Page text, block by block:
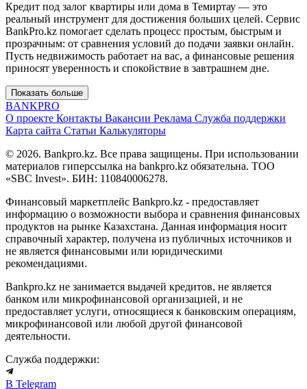
Кредит под залог квартиры или дома в Темиртау — это
реальный инструмент для достижения больших целей. Сервис
BankPro.kz помогает сделать процесс простым, быстрым и
прозрачным: от сравнения условий до подачи заявки онлайн.
Пусть недвижимость работает на вас, а финансовые решения
приносят уверенность и спокойствие в завтрашнем дне.
Показать больше
BANKPRO
О проекте Контакты Вакансии Реклама Служба поддержки
Карта сайта Статьи Калькуляторы
© 2026. Bankpro.kz. Все права защищены. При использовании
материалов гиперссылка на bankpro.kz обязательна. ТОО
«SBC Invest». БИН: 110840006278.
Финансовый маркетплейс Bankpro.kz - предоставляет
информацию о возможности выбора и сравнения финансовых
продуктов на рынке Казахстана. Данная информация носит
справочный характер, получена из публичных источников и
не является финансовыми или юридическими
рекомендациями.
Bankpro.kz не занимается выдачей кредитов, не является
банком или микрофинансовой организацией, и не
предоставляет услуги, относящиеся к банковским операциям,
микрофинансовой или любой другой финансовой
деятельности.
Служба поддержки:
В Telegram